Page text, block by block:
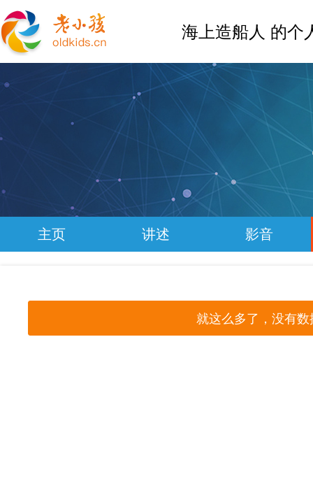
海上造船人 的个
主页 讲述 影音
就这么多了，没有数